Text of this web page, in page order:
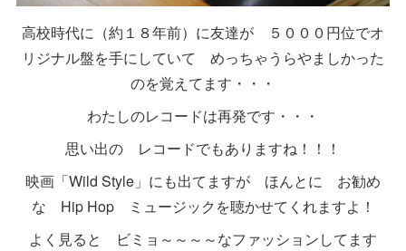
高校時代に（約１８年前）に友達が ５０００円位でオ
リジナル盤を手にしていて めっちゃうらやましかった
のを覚えてます・・・
わたしのレコードは再発です・・・
思い出の レコードでもありますね！！！
映画「Wild Style」にも出てますが ほんとに お勧め
な Hip Hop ミュージックを聴かせてくれますよ！
よく見ると ビミョ～～～～なファッションしてます